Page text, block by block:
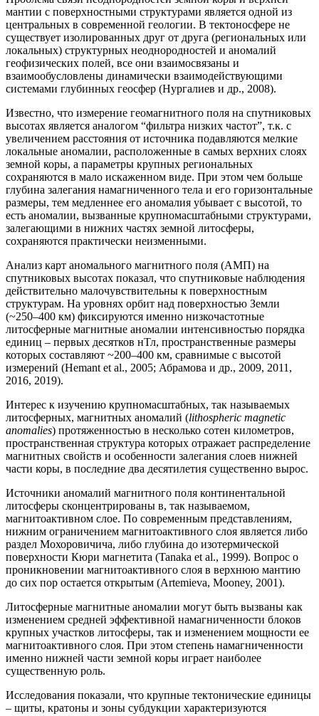
мантии с поверхностными структурами является одной из
центральных в современной геологии. В тектоносфере не
существует изолированных друг от друга (региональных или
локальных) структурных неоднородностей и аномалий
геофизических полей, все они взаимосвязаны и
взаимообусловлены динамически взаимодействующими
системами глубинных геосфер (Нургалиев и др., 2008).
Известно, что измерение геомагнитного поля на спутниковых
высотах является аналогом “фильтра низких частот”, т.к. с
увеличением расстояния от источника подавляются мелкие
локальные аномалии, расположенные в самых верхних слоях
земной коры, а параметры крупных региональных
сохраняются в мало искаженном виде. При этом чем больше
глубина залегания намагниченного тела и его горизонтальные
размеры, тем медленнее его аномалия убывает с высотой, то
есть аномалии, вызванные крупномасштабными структурами,
залегающими в нижних частях земной литосферы,
сохраняются практически неизменными.
Анализ карт аномального магнитного поля (АМП) на
спутниковых высотах показал, что спутниковые наблюдения
действительно малочувствительны к поверхностным
структурам. На уровнях орбит над поверхностью Земли
(~250–400 км) фиксируются именно низкочастотные
литосферные магнитные аномалии интенсивностью порядка
единиц – первых десятков нТл, пространственные размеры
которых составляют ~200–400 км, сравнимые с высотой
измерений (Hemant et al., 2005; Абрамова и др., 2009, 2011,
2016, 2019).
Интерес к изучению крупномасштабных, так называемых
литосферных, магнитных аномалий (lithospheric magnetic
anomalies) протяженностью в несколько сотен километров,
пространственная структура которых отражает распределение
магнитных свойств и особенности залегания слоев нижней
части коры, в последние два десятилетия существенно вырос.
Источники аномалий магнитного поля континентальной
литосферы сконцентрированы в, так называемом,
магнитоактивном слое. По современным представлениям,
нижним ограничением магнитоактивного слоя является либо
раздел Мохоровичича, либо глубина до изотермической
поверхности Кюри магнетита (Tanaka et al., 1999). Вопрос о
проникновении магнитоактивного слоя в верхнюю мантию
до сих пор остается открытым (Artemieva, Mooney, 2001).
Литосферные магнитные аномалии могут быть вызваны как
изменением средней эффективной намагниченности блоков
крупных участков литосферы, так и изменением мощности ее
магнитоактивного слоя. При этом степень намагниченности
именно нижней части земной коры играет наиболее
существенную роль.
Исследования показали, что крупные тектонические единицы
– щиты, кратоны и зоны субдукции характеризуются